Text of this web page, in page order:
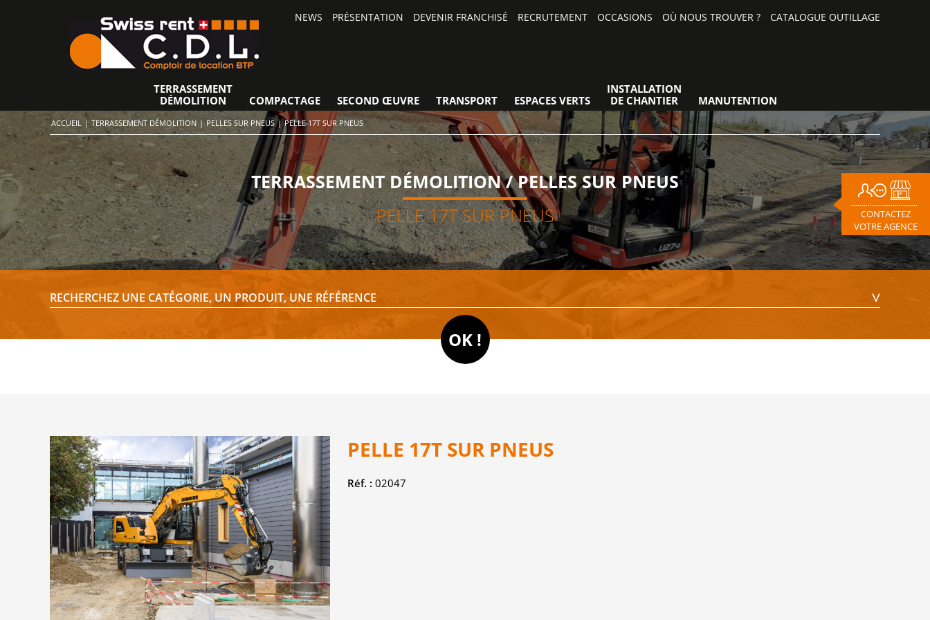
NEWS PRÉSENTATION DEVENIR FRANCHISÉ RECRUTEMENT OCCASIONS OÙ NOUS TROUVER ? CATALOGUE OUTILLAGE
TERRASSEMENT
DÉMOLITION
COMPACTAGE SECOND ŒUVRE TRANSPORT ESPACES VERTS
INSTALLATION
DE CHANTIER
MANUTENTION
CONTACTEZ
VOTRE AGENCE
ACCUEIL | TERRASSEMENT DÉMOLITION | PELLES SUR PNEUS | PELLE 17T SUR PNEUS
TERRASSEMENT DÉMOLITION / PELLES SUR PNEUS
PELLE 17T SUR PNEUS
PELLE 17T SUR PNEUS
Réf. : 02047